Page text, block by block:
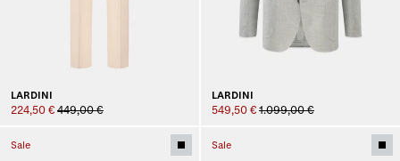
LARDINI
224,50 € 449,00 €
LARDINI
549,50 € 1.099,00 €
Sale Sale